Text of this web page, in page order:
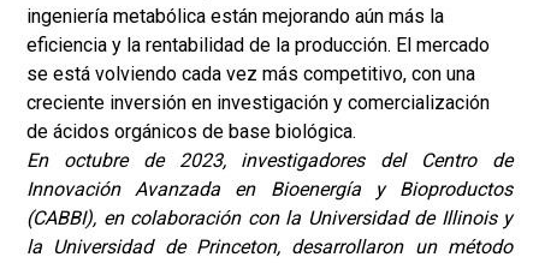
ingeniería metabólica están mejorando aún más la
eficiencia y la rentabilidad de la producción. El mercado
se está volviendo cada vez más competitivo, con una
creciente inversión en investigación y comercialización
de ácidos orgánicos de base biológica.
En octubre de 2023, investigadores del Centro de
Innovación Avanzada en Bioenergía y Bioproductos
(CABBI), en colaboración con la Universidad de Illinois y
la Universidad de Princeton, desarrollaron un método